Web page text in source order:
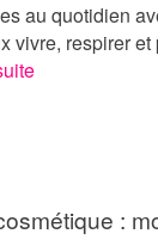
au quotidien
vivre, respirer
: